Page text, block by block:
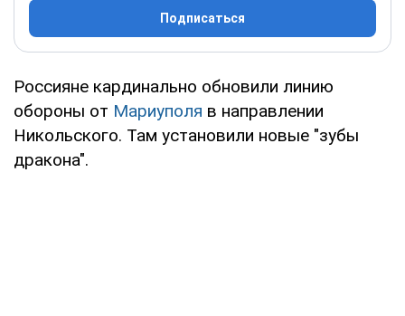
Подписаться
Россияне кардинально обновили линию
обороны от Мариуполя в направлении
Никольского. Там установили новые "зубы
дракона".